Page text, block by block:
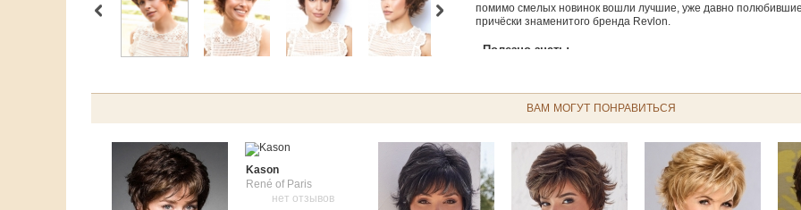
помимо смелых новинок вошли лучшие, уже давно
причёски знаменитого бренда Revlon.
Полезно знать:
МаслоHair Tip Liquidпродлит срок службы вашего изделия и
спутывания и сечения кончиков.
Как узнать мой размер парика?
Какая форма
Разновидности париков
Как надеть парик? Руководство для
ВАМ МОГУТ ПОНРАВИТЬСЯ
Kason
René of Paris
нет отзывов